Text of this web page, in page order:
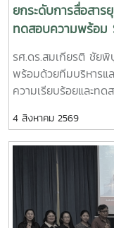
ยกระดับการสื่อสาร
ทดสอบความพร้อม
รศ.ดร.สมเกียรติ ชัย
พร้อมด้วยทีมบริหารแ
ความเรียบร้อยและท
การประชุม Onsite,
เชื่อมโยงการทำงานอ
:https://
:https://
4 สิงหาคม 2569